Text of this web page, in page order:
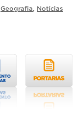
Geografia, Notícias